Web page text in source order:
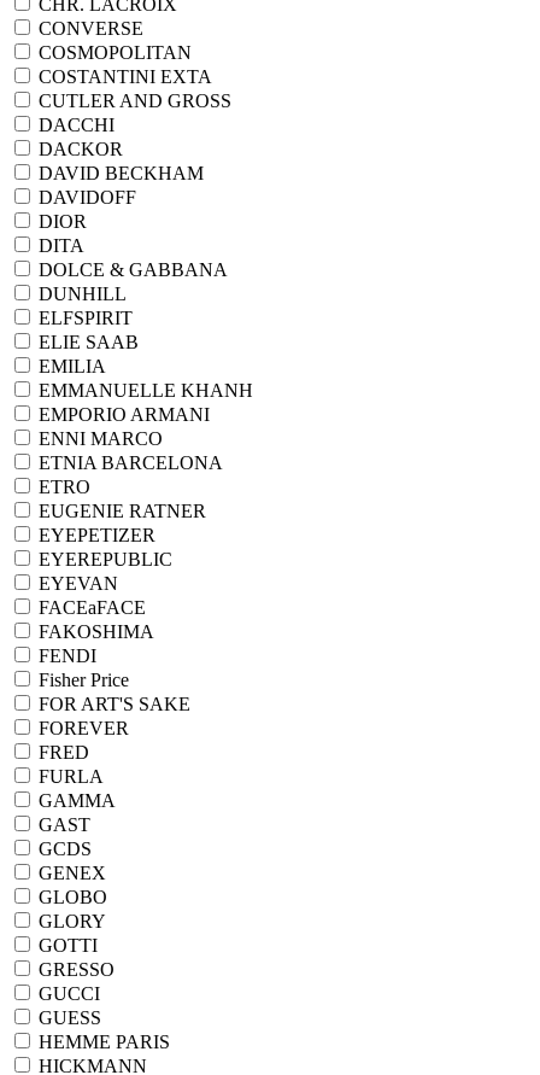
CONVERSE
COSMOPOLITAN
COSTANTINI EXTA
CUTLER AND GROSS
DACCHI
DACKOR
DAVID BECKHAM
DAVIDOFF
DIOR
DITA
DOLCE & GABBANA
DUNHILL
ELFSPIRIT
ELIE SAAB
EMILIA
EMMANUELLE KHANH
EMPORIO ARMANI
ENNI MARCO
ETNIA BARCELONA
ETRO
EUGENIE RATNER
EYEPETIZER
EYEREPUBLIC
EYEVAN
FACEaFACE
FAKOSHIMA
FENDI
Fisher Price
FOR ART'S SAKE
FOREVER
FRED
FURLA
GAMMA
GAST
GCDS
GENEX
GLOBO
GLORY
GOTTI
GRESSO
GUCCI
GUESS
HEMME PARIS
HICKMANN